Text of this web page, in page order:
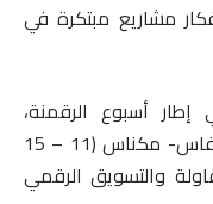
مشاريع مبتكرة في
أسبوع الرقمنة،
بمبادرة من المركز الجهوي للاستثمار بفاس- مكناس (11 – 15
والتسويق الرقمي